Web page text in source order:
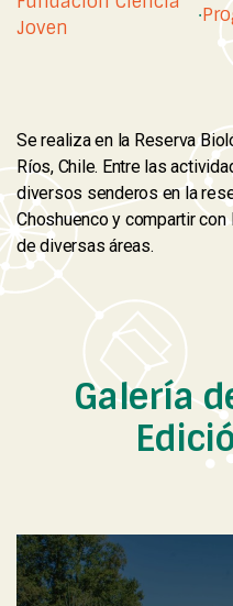
Joven
·
Se realiza en la Reserva
Ríos, Chile. Entre las
diversos senderos en la
Choshuenco y compartir
de diversas áreas.
Galería